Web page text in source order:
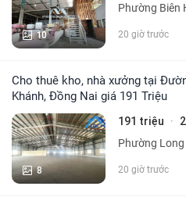
10
Phường Biên
20 giờ trước
Cho thuê kho, nhà xưởng tại Đường Lê A, Xã Suối Tre, Tp Long
Khánh, Đồng Nai giá 191 Triệu
8
191 triệu ·
Phường
20 giờ trước